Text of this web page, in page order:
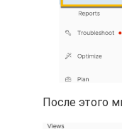
После этого